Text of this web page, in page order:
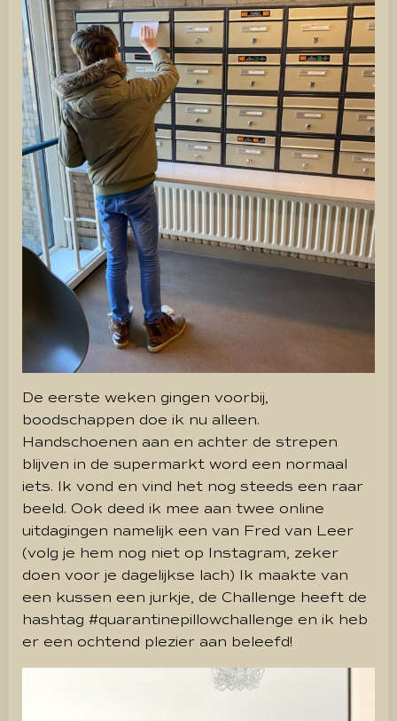
De eerste weken gingen voorbij,
boodschappen doe ik nu alleen.
Handschoenen aan en achter de strepen
blijven in de supermarkt word een normaal
iets. Ik vond en vind het nog steeds een raar
beeld. Ook deed ik mee aan twee online
uitdagingen namelijk een van Fred van Leer
(volg je hem nog niet op Instagram, zeker
doen voor je dagelijkse lach) Ik maakte van
een kussen een jurkje, de Challenge heeft de
hashtag #quarantinepillowchallenge en ik heb
er een ochtend plezier aan beleefd!